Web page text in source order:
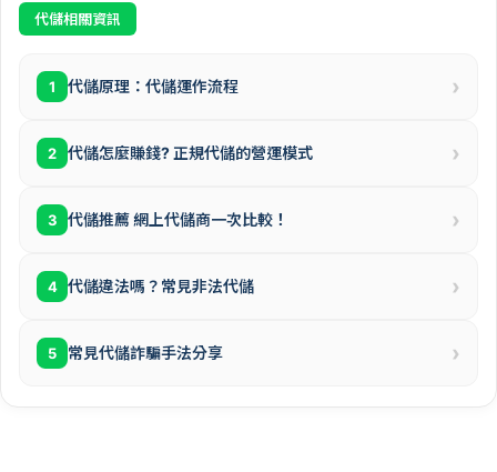
代儲相關資訊
1 代儲原理：代儲運作流程 ›
2 代儲怎麼賺錢? 正規代儲的營運模式 ›
3 代儲推薦 網上代儲商一次比較！ ›
4 代儲違法嗎？常見非法代儲 ›
5 常見代儲詐騙手法分享 ›